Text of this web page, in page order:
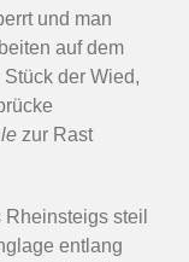
und man
auf dem
der Wied,
zur Rast
steil
entlang